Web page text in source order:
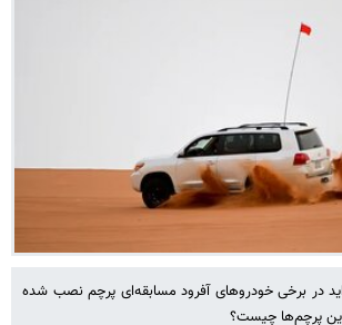
در برخی خودروهای آفرود مسابقه‌ای پرچم نصب شده
پرچم‌ها چیست؟